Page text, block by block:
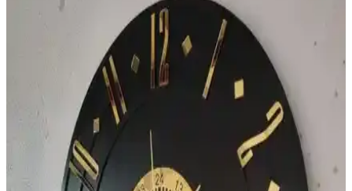
İki popüler dekoratif duvar saati olan Asse Tasarım ve Ban Mod'u
detaylı karşılaştırıyoruz. Tasarım, malzeme ve kullanım alanlarıyla
ilgili bilgilerle en uygun seçimi yapmanıza yardımcı oluyor.
Eiffel Tower Temalı Kanvas Tablo Saat Modern
Dekorasyon İçin Uygun
Yüksek kaliteli malzemeler ve gelişmiş baskı teknolojisiyle üretilen
Eiffel Tower tablo saat, estetik ve dayanıklılığıyla yaşam alanlarınızı
zenginleştirir.
Mutlu Duvarlar Büyük Saat Mekanizması ile